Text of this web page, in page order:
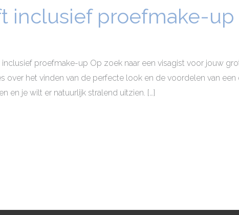
inclusief proefmake-up
proefmake-up Op zoek naar een visagist voor jouw
over het vinden van de perfecte look en de voordelen van een
en je wilt er natuurlijk stralend uitzien. […]